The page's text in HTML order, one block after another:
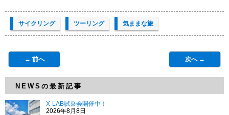
サイクリング ツーリング 気ままな旅
← 前へ 次へ →
NEWSの最新記事
X-LAB試乗会開催中！
2026年8月8日